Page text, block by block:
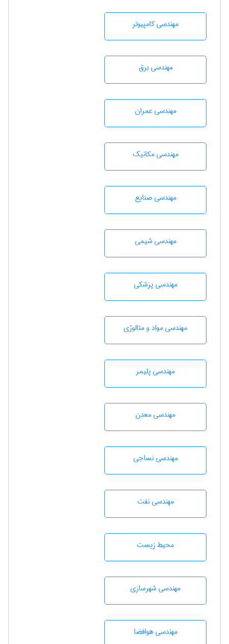
مهندسی كامپيوتر
مهندسی برق
مهندسی عمران
مهندسی مکانیک
مهندسی صنايع
مهندسي شيمی
مهندسی پزشکی
مهندسی مواد و متالوژی
مهندسی پليمر
مهندسی معدن
مهندسي نساجی
مهندسی نفت
محيط زيست
مهندسی شهرسازی
مهندسی هوافضا